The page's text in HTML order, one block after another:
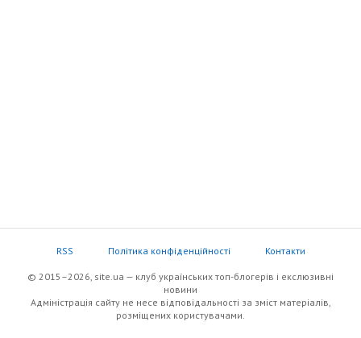
RSS Політика конфіденційності Контакти
© 2015–2026, site.ua — клуб українських топ-блогерів i екслюзивнi
новини
Адміністрація сайту не несе відповідальності за зміст матеріалів,
розміщених користувачами.